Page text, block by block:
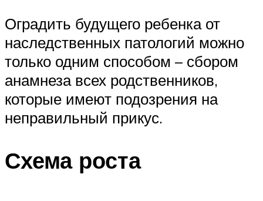
Оградить будущего ребенка от
наследственных патологий можно
только одним способом – сбором
анамнеза всех родственников,
которые имеют подозрения на
неправильный прикус.
Схема роста